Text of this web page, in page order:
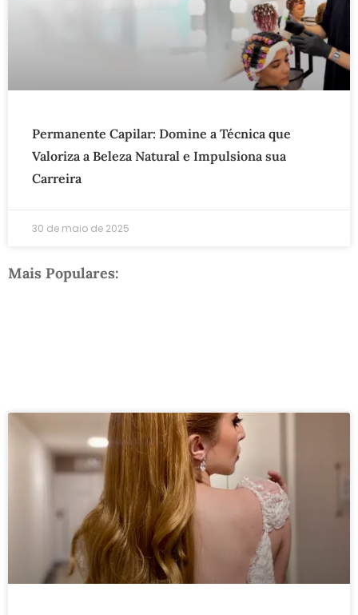
Permanente Capilar: Domine a Técnica que
Valoriza a Beleza Natural e Impulsiona sua
Carreira
30 de maio de 2025
Mais Populares: